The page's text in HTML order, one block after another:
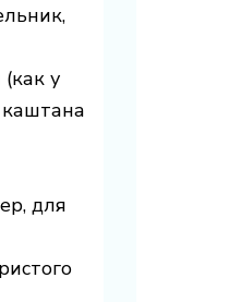
у
для